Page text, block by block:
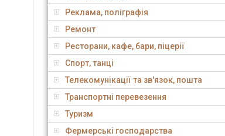
Реклама, поліграфія
Ремонт
Ресторани, кафе, бари, піцерії
Спорт, танці
Телекомунікації та зв'язок, пошта
Транспортні перевезення
Туризм
Фермерські господарства